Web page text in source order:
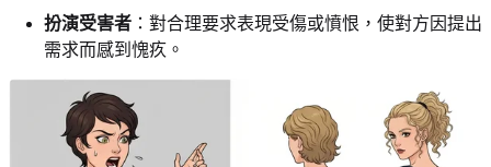
扮演受害者 ：對合理要求表現受傷或憤恨，使對方因提出
需求而感到愧疚。